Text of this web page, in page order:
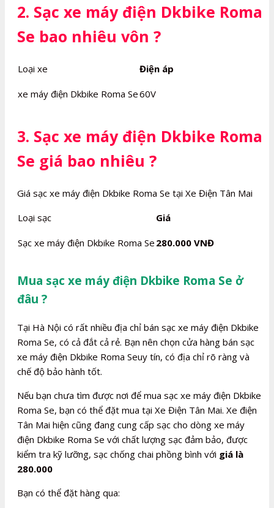
2. Sạc xe máy điện Dkbike Roma
Se bao nhiêu vôn ?
Loại xe Điện áp
xe máy điện Dkbike Roma Se60V
3. Sạc xe máy điện Dkbike Roma
Se giá bao nhiêu ?
Giá sạc xe máy điện Dkbike Roma Se tại Xe Điện Tân Mai
Loại sạc
Giá
Sạc xe máy điện Dkbike Roma Se 280.000 VNĐ
Mua sạc xe máy điện Dkbike Roma Se ở
đâu ?
Tại Hà Nội có rất nhiều địa chỉ bán sạc xe máy điện Dkbike
Roma Se, có cả đắt cả rẻ. Bạn nên chọn cửa hàng bán sạc
xe máy điện Dkbike Roma Seuy tín, có địa chỉ rõ ràng và
chế độ bảo hành tốt.
Nếu bạn chưa tìm được nơi để mua sạc xe máy điện Dkbike
Roma Se, bạn có thể đặt mua tại Xe Điện Tân Mai. Xe điện
Tân Mai hiện cũng đang cung cấp sạc cho dòng xe máy
điện Dkbike Roma Se với chất lượng sạc đảm bảo, được
kiểm tra kỹ lưỡng, sạc chống chai phồng bình với giá là
280.000
Bạn có thể đặt hàng qua: